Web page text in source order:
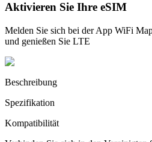
Aktivieren Sie Ihre eSIM
Melden Sie sich bei der App WiFi
und genießen Sie LTE
Beschreibung
Spezifikation
Kompatibilität